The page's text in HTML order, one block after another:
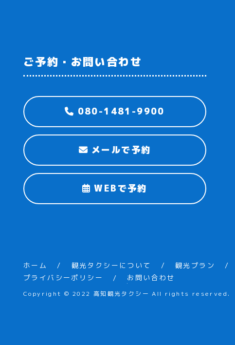
ご予約・お問い合わせ
080-1481-9900
メールで予約
WEBで予約
ホーム 観光タクシーについて 観光プラン
プライバシーポリシー
お問い合わせ
Copyright © 2022 高知観光タクシー All rights reserved.